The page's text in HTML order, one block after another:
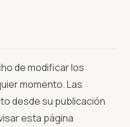
de modificar los
momento. Las
desde su publicación
esta página